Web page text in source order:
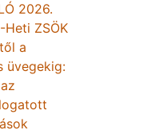
2026.
Heti ZSÖK
a
üvegekig: